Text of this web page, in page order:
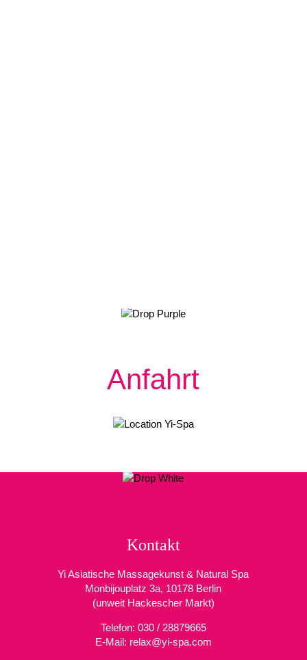
Anfahrt
Kontakt
Yi Asiatische Massagekunst & Natural Spa
Monbijouplatz 3a, 10178 Berlin
(unweit Hackescher Markt)
Telefon: 030 / 28879665
E-Mail: relax@yi-spa.com